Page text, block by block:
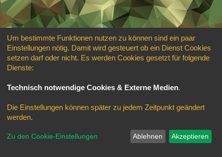
Um bestimmte Funktionen nutzen zu können sind ein paar
Einstellungen nötig. Damit wird gesteuert ob ein Dienst Cookies
setzen darf oder nicht. Es werden Cookies gesetzt für folgende
Dienste:
Technisch notwendige Cookies & Externe Medien.
Die Einstellungen können später zu jedem Zeitpunkt geändert
werden.
Zu den Cookie-Einstellungen Ablehnen Akzeptieren